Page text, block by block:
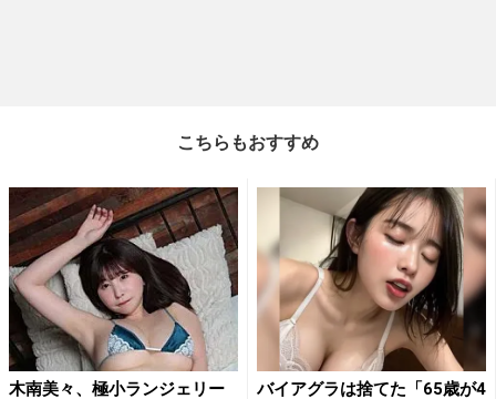
こちらもおすすめ
木南美々、極小ランジェリー バイアグラは捨てた「65歳が4